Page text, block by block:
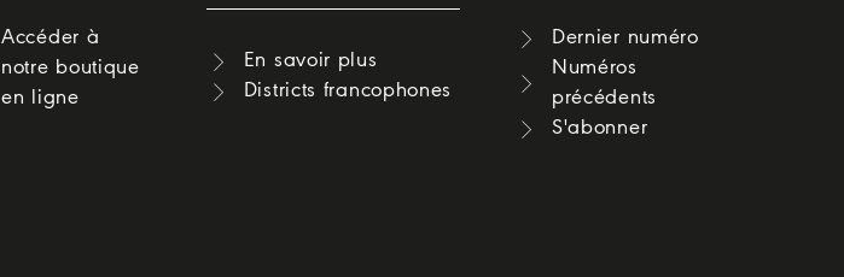
Accéder à
notre boutique
en ligne
En savoir plus
Districts francophones
Dernier numéro
Numéros
précédents
S'abonner